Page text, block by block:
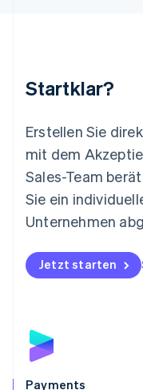
Startklar?
Erstellen Sie
mit dem
Sales-Team
Sie ein
Unternehmen
Jetzt starten
Payments
Mexiko
English
Niederlande
Nederlands English
Norwegen
English
Österreich
Polen
English
Portugal
Schweden
Schweiz